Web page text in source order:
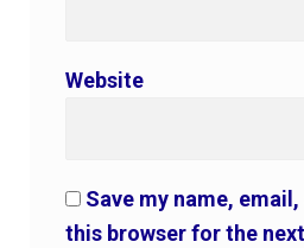
Website
Save my name,
this browser for the